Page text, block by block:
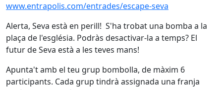
www.entrapolis.com/entrades/escape-seva
Alerta, Seva està en perill! S'ha trobat una bomba a la
plaça de l'església. Podràs desactivar-la a temps? El
futur de Seva està a les teves mans!
Apunta't amb el teu grup bombolla, de màxim 6
participants. Cada grup tindrà assignada una franja